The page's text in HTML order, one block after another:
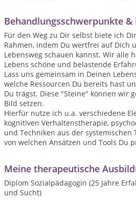
Behandlungsschwerpunkte &
Für den Weg zu Dir selbst biete ich
Rahmen, indem Du wertfrei auf Dich
Lebensweg schauen kannst. Wir alle
Lebens schöne und belastende
Lass uns gemeinsam in Deinen
welche Ressourcen Du bereits hast
Du trägst. Diese "Steine" können wir
Bild setzen.
Hierfür nutze ich u.a. verschiedene
kognitiven Verhaltenstherapie,
und Techniken aus der systemischen
von welchen Ansätzen und Tools Du
Meine therapeutische
Diplom Sozialpädagogin (25 Jahre
und Sucht)